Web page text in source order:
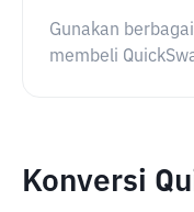
Gunakan
membeli
Konversi